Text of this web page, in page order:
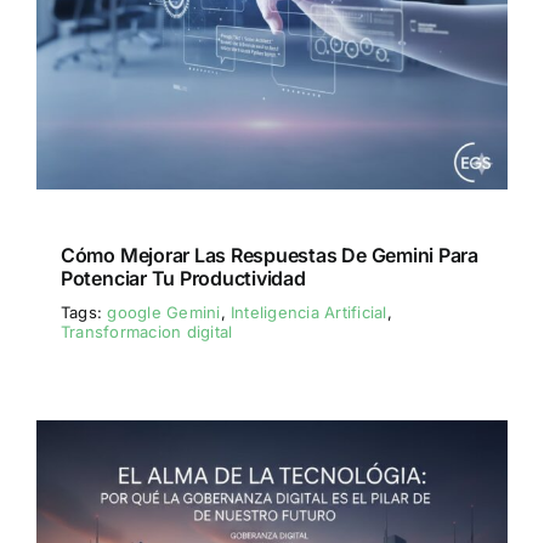
Cómo Mejorar Las Respuestas De Gemini Para
Potenciar Tu Productividad
Tags:google Gemini, Inteligencia Artificial,
Transformacion digital